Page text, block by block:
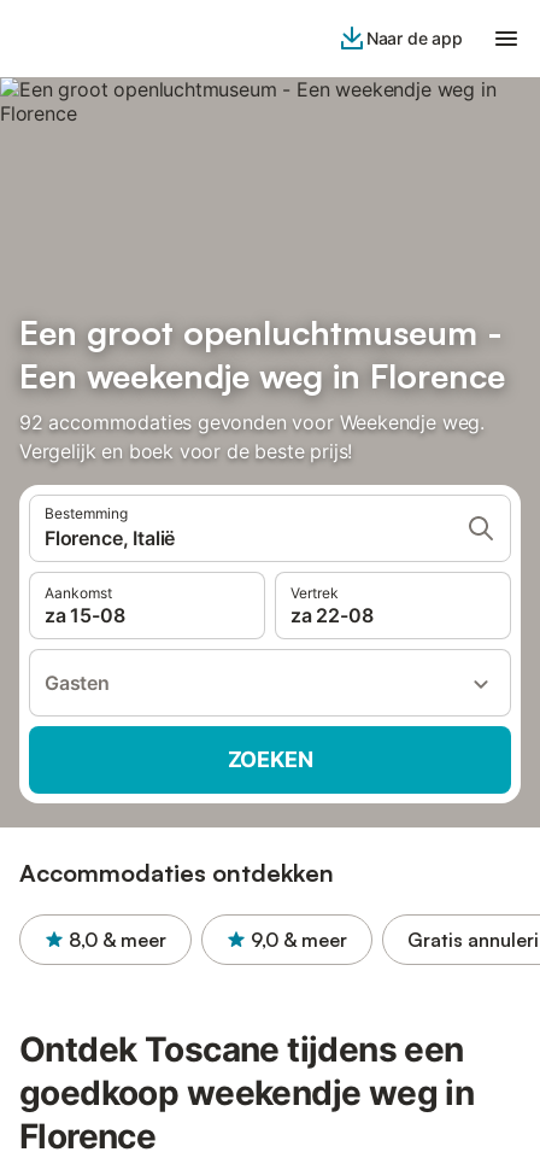
Naar de app
Een groot openluchtmuseum -
Een weekendje weg in Florence
92 accommodaties gevonden voor Weekendje weg.
Vergelijk en boek voor de beste prijs!
Bestemming
Florence, Italië
Aankomst
za 15-08
Vertrek
za 22-08
Gasten
ZOEKEN
Accommodaties ontdekken
8,0 & meer 9,0 & meer Gratis
Ontdek Toscane tijdens een
goedkoop weekendje weg in
Florence